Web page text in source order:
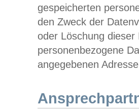
gespeicherten
den Zweck der
oder Löschung
personenbezogene
angegebenen